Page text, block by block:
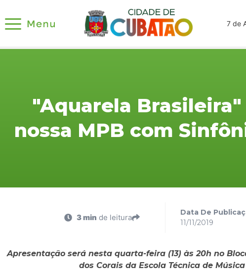
7 de
"Aquarela
nossa MPB com
3 min de leitura
Data De
11/11/2019
Apresentação será nesta quarta-feira (13) às 20h no
dos Corais da Escola Técnica de